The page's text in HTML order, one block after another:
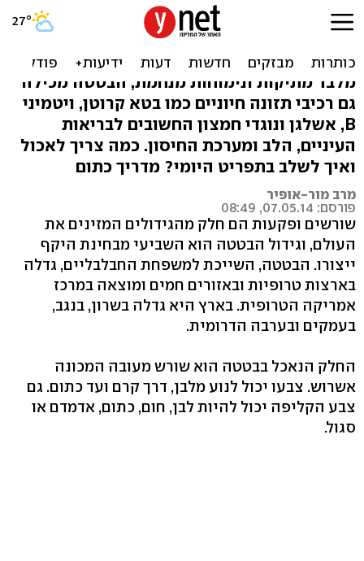
למה כל-כך בריא וחשוב לאכול
מלבד מתיקות ונימוחות מנחמת, הבטטה מכילה
גם רכיבי תזונה חיוניים כמו בטא קרוטן, ויטמיני
B, אשלגן ונוגדי חמצון החשובים לבריאות
העיניים, הלב ומערכת החיסון. כמה צריך לאכול
ואיך לשלב בתפריט היומי? מדריך כתום
מרב מור-אופיר
פורסם: 07.05.14, 08:49
שורשים ופקעות הם חלק מהגידולים המזינים את
העולם, וגידול הבטטה הוא השביעי מבחינת היקף
ייצורו. הבטטה, השייכת למשפחת החבלבליים, גדלה
בארצות טרופיות ובאזורים חמים ומוצאה במרכז
אמריקה הטרופית. בארץ היא גדלה בשרון, בנגב,
בעמקים ובערבה הדרומית.
החלק הנאכל בבטטה הוא שורש מעובה המכונה
אשרוש. צבעו יכול לנוע מלבן, דרך קרם ועד כתום. גם
צבע הקליפה יכול להיות לבן, חום, כתום, אדמדם או
סגול.